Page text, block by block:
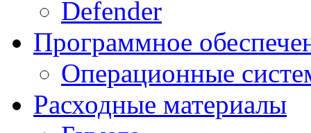
Defender
Программное
Операционные
Расходные материалы